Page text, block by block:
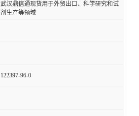
武汉鼎信通现货用于外贸出口、科学研究和试
剂生产等领域
122397-96-0